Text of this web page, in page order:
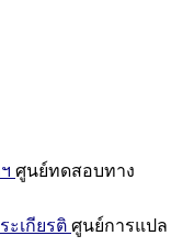
ศูนย์ทดสอบทาง
ะเกียรติ ศูนย์การแปล